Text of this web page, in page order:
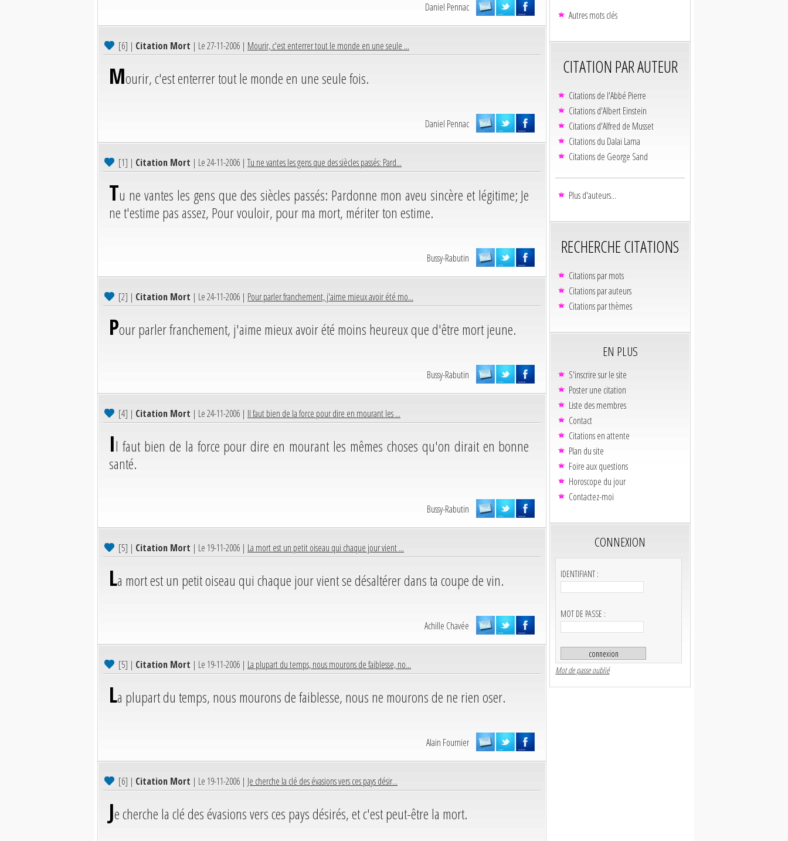
Daniel Pennac
[6] | Citation Mort | Le 27-11-2006 | Mourir, c'est enterrer tout le monde en une seule ...
Mourir, c'est enterrer tout le monde en une seule fois.
Daniel Pennac
[1] | Citation Mort | Le 24-11-2006 |Tu ne vantes les gens que des siècles passés: Pard...
Tu ne vantes les gens que des siècles passés: Pardonne mon aveu sincère et légitime; Je
ne t'estime pas assez, Pour vouloir, pour ma mort, mériter ton estime.
Bussy-Rabutin
[2] | Citation Mort | Le 24-11-2006 | Pour parler franchement, j'aime mieux avoir été mo...
Pour parler franchement, j'aime mieux avoir été moins heureux que d'être mort jeune.
Bussy-Rabutin
[4] | Citation Mort | Le 24-11-2006 | Il faut bien de la force pour dire en mourant les ...
Il faut bien de la force pour dire en mourant les mêmes choses qu'on dirait en bonne
santé.
Bussy-Rabutin
[5] | Citation Mort | Le 19-11-2006 | La mort est un petit oiseau qui chaque jour vient ...
La mort est un petit oiseau qui chaque jour vient se désaltérer dans ta coupe de vin.
Achille Chavée
[5] | Citation Mort | Le 19-11-2006 | La plupart du temps, nous mourons de faiblesse, no...
La plupart du temps, nous mourons de faiblesse, nous ne mourons de ne rien oser.
Alain Fournier
[6] | Citation Mort | Le 19-11-2006 | Je cherche la clé des évasions vers ces pays désir...
Je cherche la clé des évasions vers ces pays désirés, et c'est peut-être la mort.
Autres mots clés
CITATION PAR AUTEUR
Citations de l'Abbé Pierre
Citations d'Albert Einstein
Citations d'Alfred de Musset
Citations du Dalaï Lama
Citations de George Sand
Plus d'auteurs...
RECHERCHE CITATIONS
Citations par mots
Citations par auteurs
Citations par thèmes
EN PLUS
S'inscrire sur le site
Poster une citation
Liste des membres
Contact
Citations en attente
Plan du site
Foire aux questions
Horoscope du jour
Contactez-moi
CONNEXION
IDENTIFIANT :
MOT DE PASSE :
Mot de passe oublié